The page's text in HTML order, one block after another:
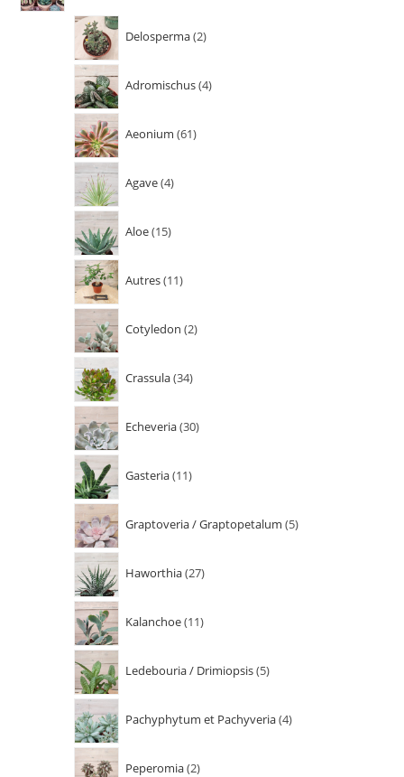
Delosperma 2
Adromischus 4
Aeonium 61
Agave 4
Aloe 15
Autres 11
Cotyledon 2
Crassula 34
Echeveria 30
Gasteria 11
Graptoveria / Graptopetalum 5
Haworthia 27
Kalanchoe 11
Ledebouria / Drimiopsis 5
Pachyphytum et Pachyveria 4
Peperomia 2